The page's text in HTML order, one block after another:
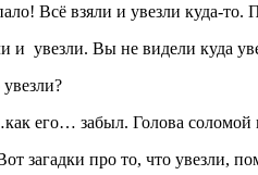
Всё взяли и увезли куда-то.
и увезли. Вы не видели куда
его… забыл. Голова соломой
загадки про то, что увезли,